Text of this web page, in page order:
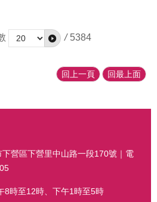
/ 5384
回上一頁 回最上面
營區下營里中山路一段170號｜電
8時至12時、下午1時至5時